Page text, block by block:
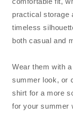
practical storage
timeless
both casual and
Wear them with
summer look, or
shirt for a more
for your summer